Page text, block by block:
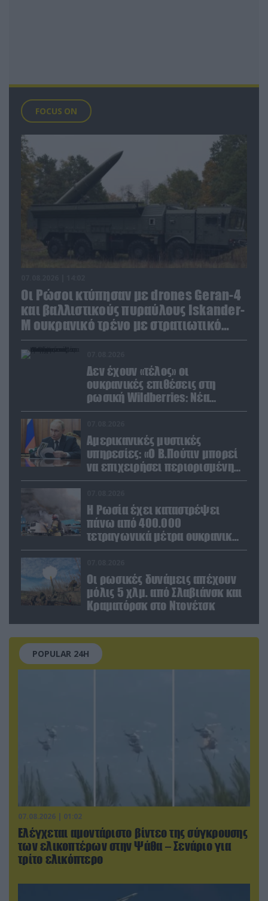
FOCUS ON
Οι Ρώσοι κτύπησαν με drones Geran-4
και βαλλιστικούς πυραύλους Iskander-
M ουκρανικό τρένο με στρατιωτικό
εξοπλισμό
Δεν έχουν «τέλος» οι
ουκρανικές επιθέσεις στη
ρωσική Wildberries: Νέα
πλήγματα σε εγκαταστάσεις στα
Αμερικανικές μυστικές
υπηρεσίες: «Ο Β.Πούτιν μπορεί
να επιχειρήσει περιορισμένη
στρατιωτική επιχείρηση στην
Η Ρωσία έχει καταστρέψει
πάνω από 400.000
τετραγωνικά μέτρα ουκρανικών
εγκαταστάσεων τον Ιούλιο
Οι ρωσικές δυνάμεις απέχουν
μόλις 5 χλμ. από Σλαβιάνσκ και
Κραματόρσκ στο Ντονέτσκ
POPULAR 24H
07.08.2026 | 01:02
Ελέγχεται αμοντάριστο βίντεο της σύγκρουσης
των ελικοπτέρων στην Ψάθα – Σενάριο για
τρίτο ελικόπτερο